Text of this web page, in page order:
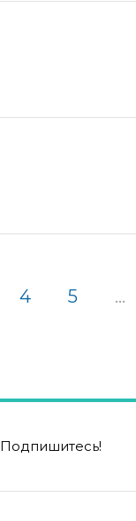
4 5 ...
Подпишитесь!